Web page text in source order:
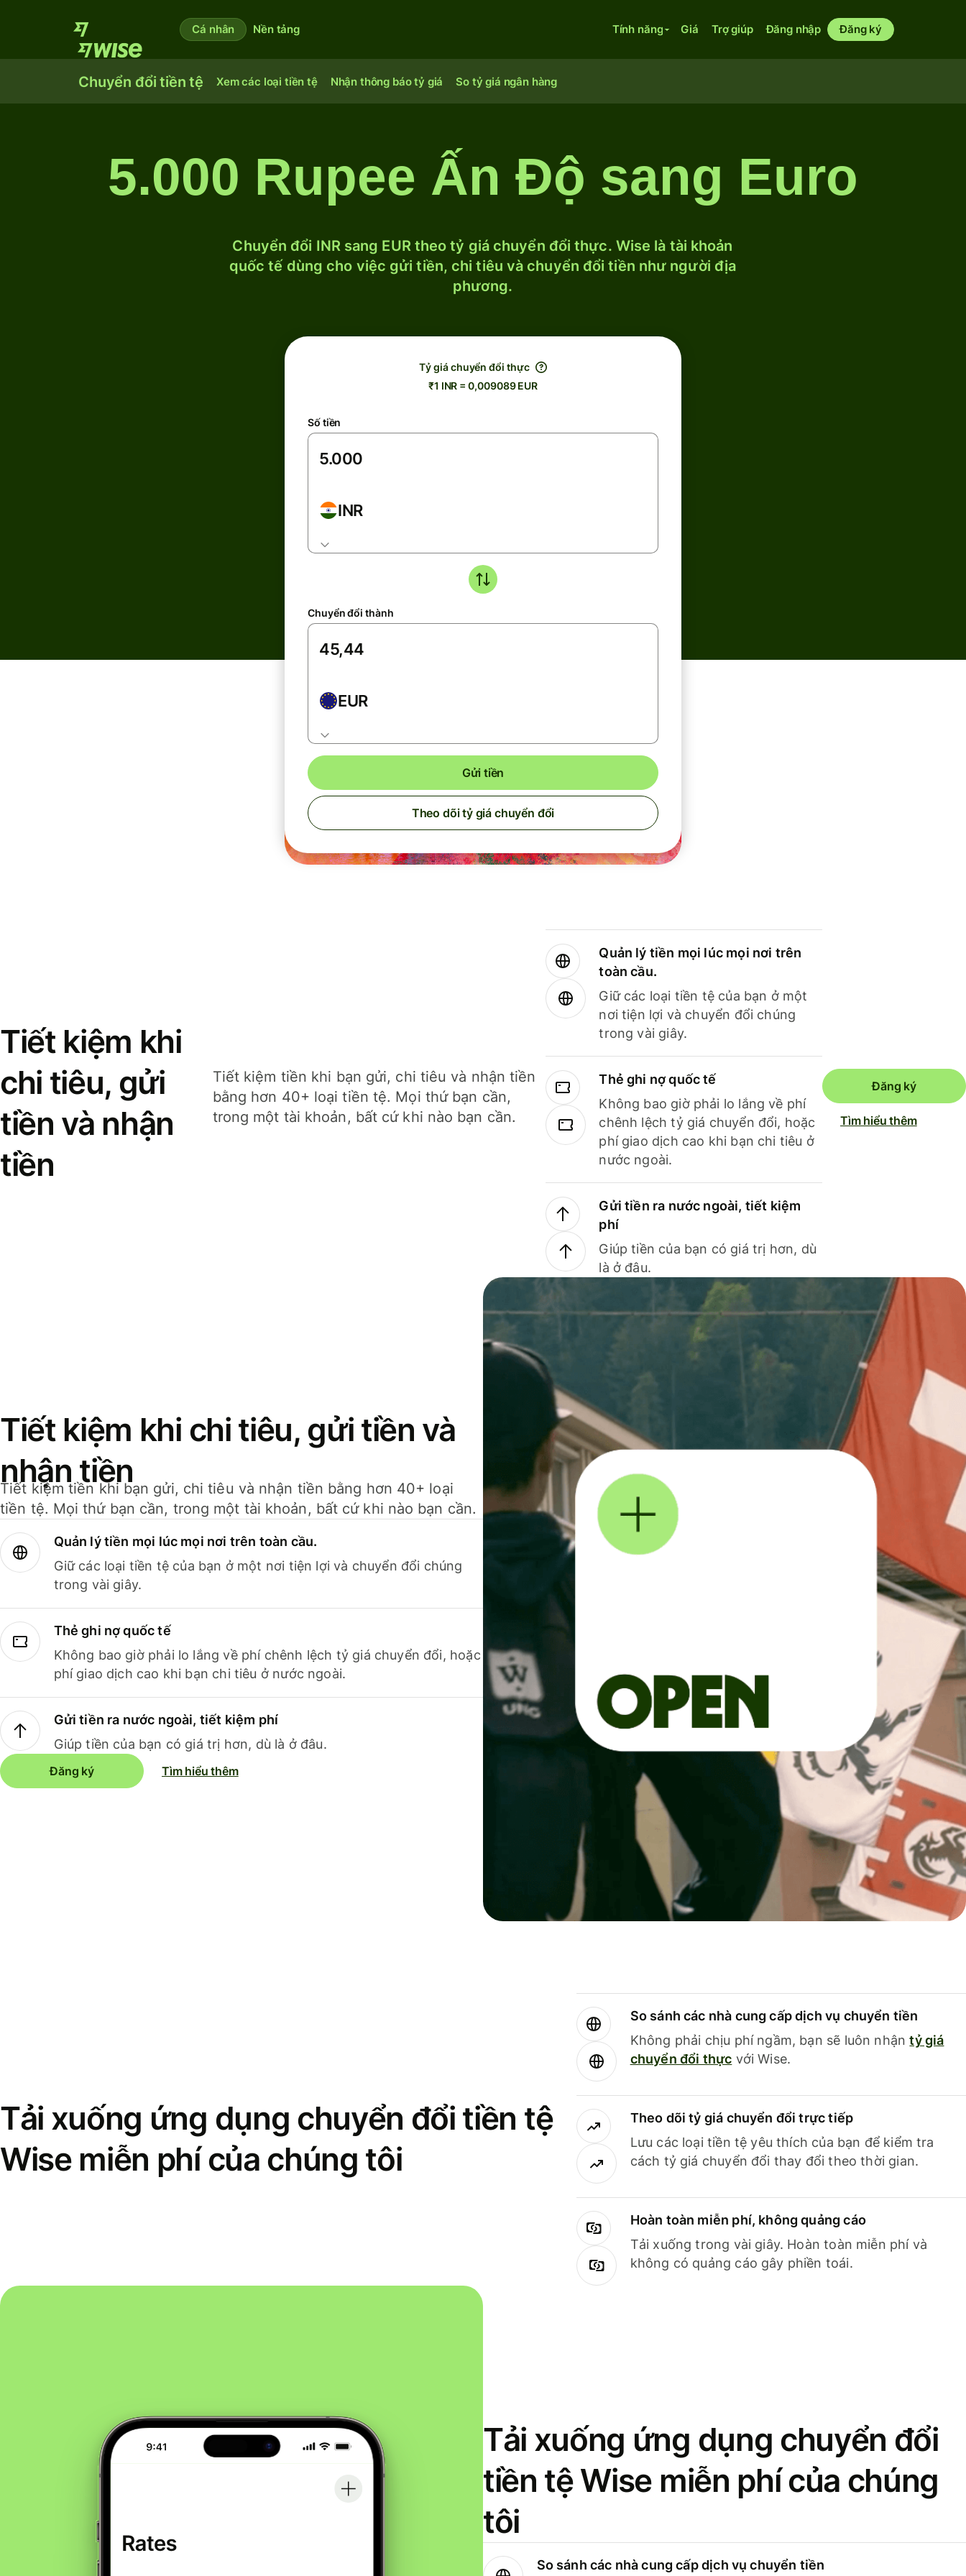
Cá nhân Nền tảng Tính năng Giá Trợ giúp Đăng nhập Đăng ký
Chuyển đổi tiền tệ Xem các loại tiền tệ Nhận thông báo tỷ giá So tỷ giá ngân hàng
5.000 Rupee Ấn Độ sang Euro
Chuyển đổi INR sang EUR theo tỷ giá chuyển đổi thực. Wise là tài khoản
quốc tế dùng cho việc gửi tiền, chi tiêu và chuyển đổi tiền như người địa
phương.
Tỷ giá chuyển đổi thực
₹1 INR = 0,009089 EUR
Số tiền
INR
Chuyển đổi thành
EUR
Gửi tiền
Theo dõi tỷ giá chuyển đổi
Tiết kiệm khi
chi tiêu, gửi
tiền và nhận
tiền
Tiết kiệm tiền khi bạn gửi, chi tiêu và nhận tiền
bằng hơn 40+ loại tiền tệ. Mọi thứ bạn cần,
trong một tài khoản, bất cứ khi nào bạn cần.
Quản lý tiền mọi lúc mọi nơi trên
toàn cầu.
Giữ các loại tiền tệ của bạn ở một
nơi tiện lợi và chuyển đổi chúng
trong vài giây.
Thẻ ghi nợ quốc tế
Không bao giờ phải lo lắng về phí
chênh lệch tỷ giá chuyển đổi, hoặc
phí giao dịch cao khi bạn chi tiêu ở
nước ngoài.
Gửi tiền ra nước ngoài, tiết kiệm
phí
Giúp tiền của bạn có giá trị hơn, dù
là ở đâu.
Đăng ký
Tìm hiểu thêm
Tiết kiệm khi chi tiêu, gửi tiền và
nhận tiền
Tiết kiệm tiền khi bạn gửi, chi tiêu và nhận tiền bằng hơn 40+ loại
tiền tệ. Mọi thứ bạn cần, trong một tài khoản, bất cứ khi nào bạn cần.
Quản lý tiền mọi lúc mọi nơi trên toàn cầu.
Giữ các loại tiền tệ của bạn ở một nơi tiện lợi và chuyển đổi chúng
trong vài giây.
Thẻ ghi nợ quốc tế
Không bao giờ phải lo lắng về phí chênh lệch tỷ giá chuyển đổi, hoặc
phí giao dịch cao khi bạn chi tiêu ở nước ngoài.
Gửi tiền ra nước ngoài, tiết kiệm phí
Giúp tiền của bạn có giá trị hơn, dù là ở đâu.
Đăng ký Tìm hiểu thêm
Tải xuống ứng dụng chuyển đổi tiền tệ
Wise miễn phí của chúng tôi
So sánh các nhà cung cấp dịch vụ chuyển tiền
Không phải chịu phí ngầm, bạn sẽ luôn nhậntỷ giá
chuyển đổi thực với Wise.
Theo dõi tỷ giá chuyển đổi trực tiếp
Lưu các loại tiền tệ yêu thích của bạn để kiểm tra
cách tỷ giá chuyển đổi thay đổi theo thời gian.
Hoàn toàn miễn phí, không quảng cáo
Tải xuống trong vài giây. Hoàn toàn miễn phí và
không có quảng cáo gây phiền toái.
Tải xuống ứng dụng chuyển đổi
tiền tệ Wise miễn phí của chúng
tôi
So sánh các nhà cung cấp dịch vụ chuyển tiền